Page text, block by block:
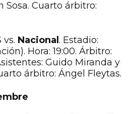
Sosa. Cuarto árbitro:
vs. Nacional . Estadio:
Hora: 19:00. Árbitro:
Guido Miranda y
árbitro: Ángel Fleytas.